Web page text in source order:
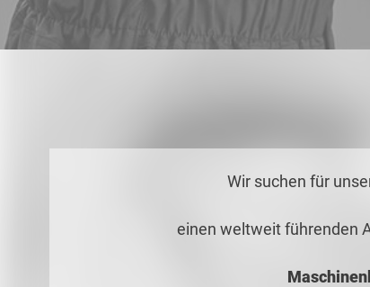
Wir suchen für
einen weltweit führenden